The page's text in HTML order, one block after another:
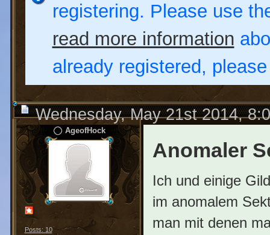
registering. Please use
read more information
already registered,
Wednesday, May 21st 2014,
AgeofHock
Posts: 10
Anomaler
Ich und einige
im anomalem
man mit denen